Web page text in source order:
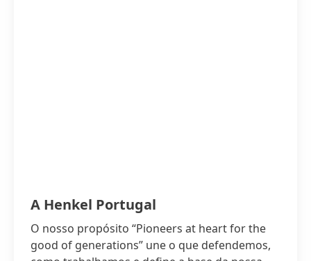
A Henkel Portugal
O nosso propósito “Pioneers at heart for the
good of generations” une o que defendemos,